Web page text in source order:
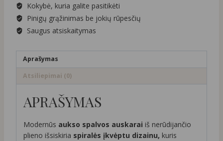
auskarai
Kokybė, kuria galite pasitikėti
Pinigų grąžinimas be jokių rūpesčių
Saugus atsiskaitymas
Aprašymas
Atsiliepimai (0)
APRAŠYMAS
Modernūs aukso spalvos auskarai iš nerūdijančio
plieno išsiskiria spiralės įkvėptu dizainu, kuris